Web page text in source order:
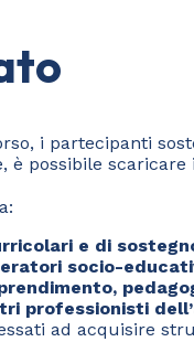
i partecipanti
è possibile
e di
socio-
professionisti
ad acquisire